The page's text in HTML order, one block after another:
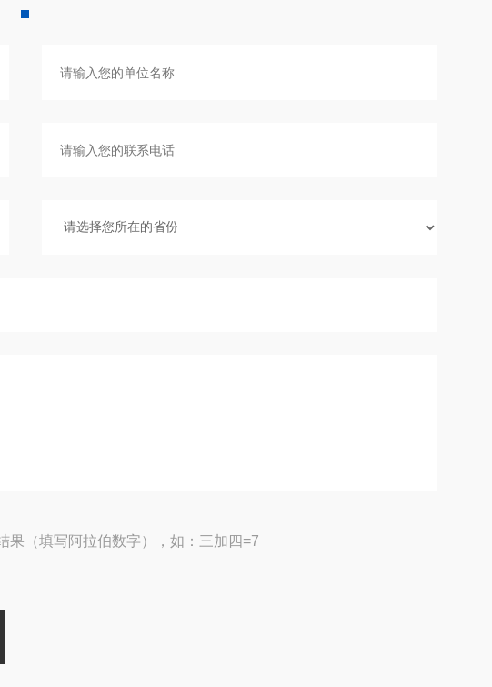
果（填写阿拉伯数字），如：三加四=7